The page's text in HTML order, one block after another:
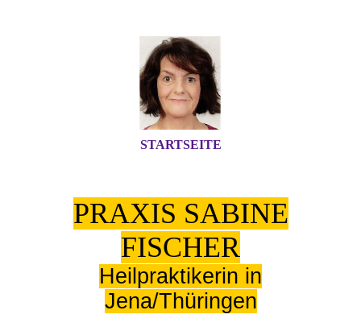
STARTSEITE
PRAXIS SABINE
FISCHER
Heilpraktikerin in
Jena/Thüringen